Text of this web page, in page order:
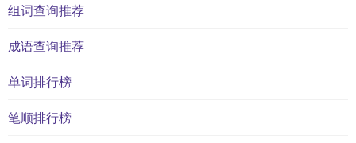
组词查询推荐
成语查询推荐
单词排行榜
笔顺排行榜